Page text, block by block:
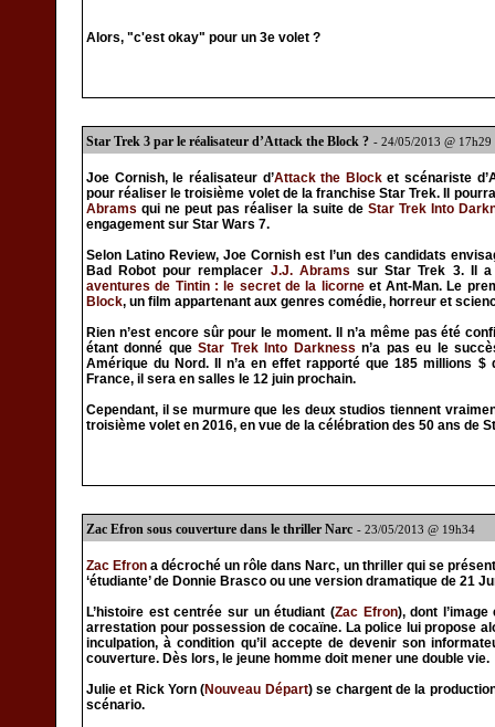
Alors, "c'est okay" pour un 3e volet ?
Star Trek 3 par le réalisateur d’Attack the Block ? - 24/05/2013 @ 17h29
Joe Cornish, le réalisateur d’Attack the Blocket scénariste
pour réaliser le troisième volet de la franchise Star Trek. Il
Abrams qui ne peut pas réaliser la suite de Star Trek Into
engagement sur Star Wars 7.
Selon Latino Review, Joe Cornish est l’un des candidats
Bad Robot pour remplacer J.J. Abrams sur Star Trek 3. Il
aventures de Tintin : le secret de la licorneet Ant-Man. Le
Block, un film appartenant aux genres comédie, horreur et
Rien n’est encore sûr pour le moment. Il n’a même pas été
étant donné queStar Trek Into Darkness n’a pas eu le
Amérique du Nord. Il n’a en effet rapporté que 185 millions
France, il sera en salles le 12 juin prochain.
Cependant, il se murmure que les deux studios tiennent
troisième volet en 2016, en vue de la célébration des 50 ans de
Zac Efron sous couverture dans le thriller Narc - 23/05/2013 @ 19h34
Zac Efron a décroché un rôle dans Narc, un thriller qui se
‘étudiante’ de Donnie Brasco ou une version dramatique de 21
L’histoire est centrée sur un étudiant (Zac Efron), dont
arrestation pour possession de cocaïne. La police lui propose
inculpation, à condition qu’il accepte de devenir son
couverture. Dès lors, le jeune homme doit mener une double vie.
Julie et Rick Yorn (Nouveau Départ) se chargent de la
scénario.